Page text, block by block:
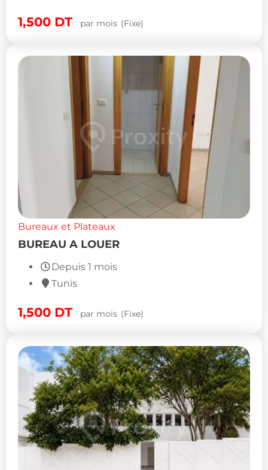
1,500 DT par mois (Fixe)
Bureaux et Plateaux
BUREAU A LOUER
Depuis 1 mois
Tunis
1,500 DT par mois (Fixe)